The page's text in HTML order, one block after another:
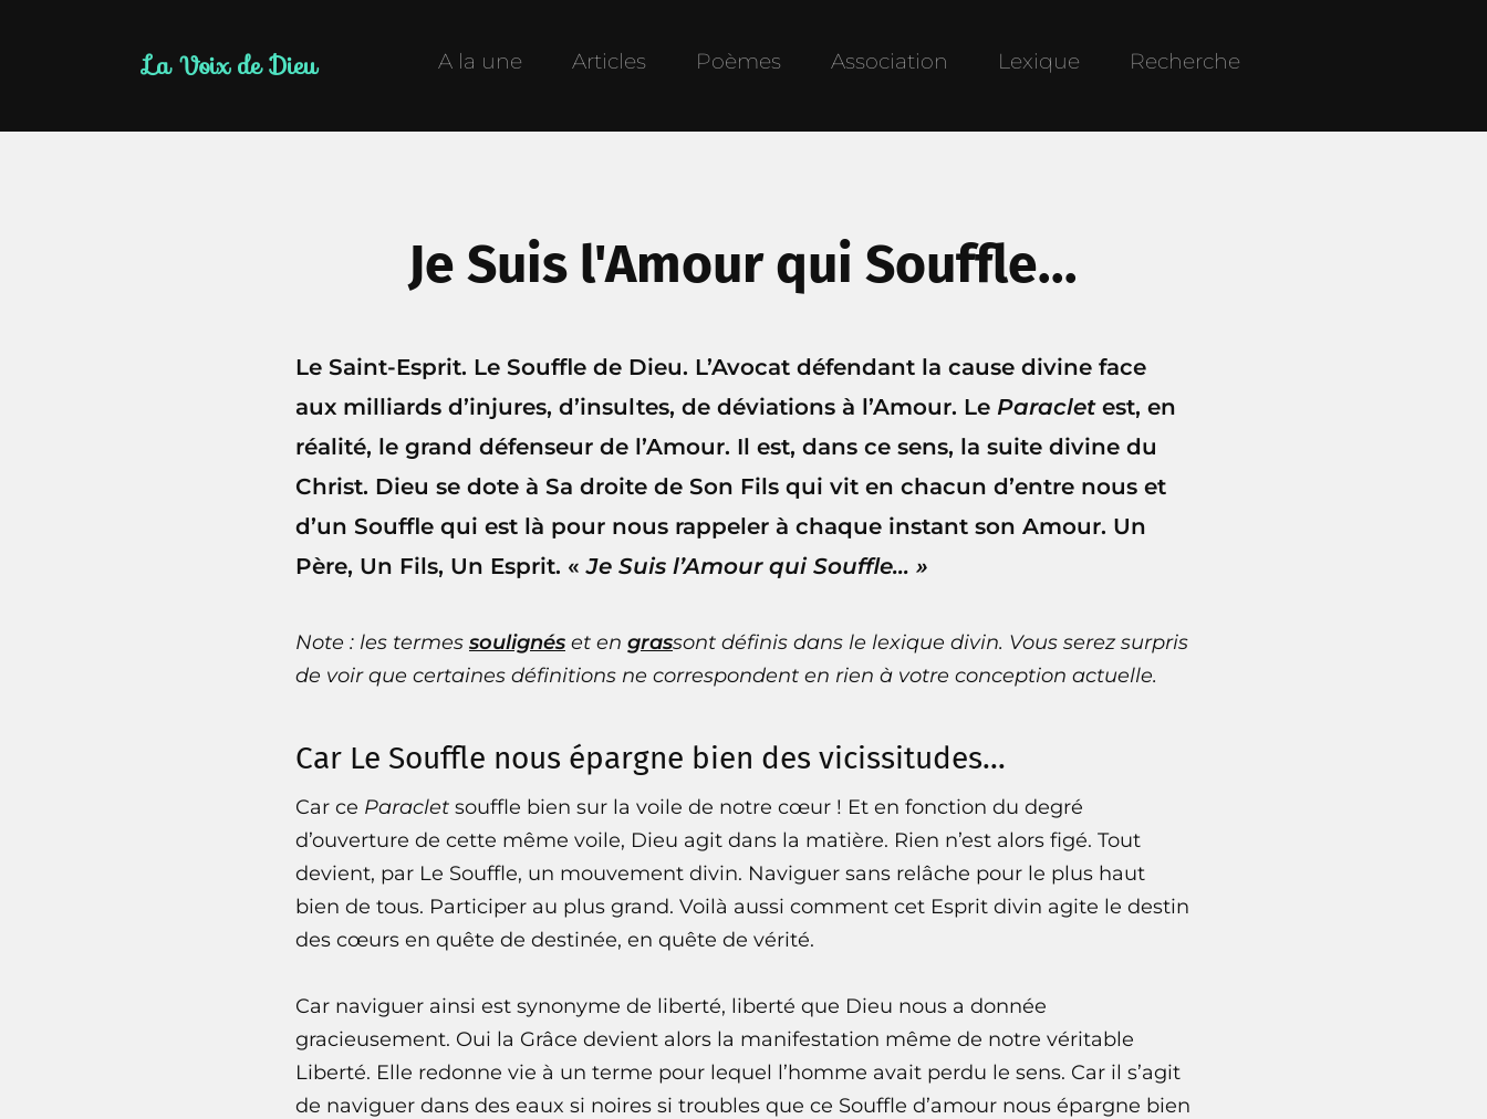
La Voix de Dieu A la une Articles Poèmes Association Lexique Recherche
Je Suis l'Amour qui Souffle...
Le Saint-Esprit. Le Souffle de Dieu. L’Avocat défendant la cause divine face
aux milliards d’injures, d’insultes, de déviations à l’Amour. Le Paracletest, en
réalité, le grand défenseur de l’Amour. Il est, dans ce sens, la suite divine du
Christ. Dieu se dote à Sa droite de Son Fils qui vit en chacun d’entre nous et
d’un Souffle qui est là pour nous rappeler à chaque instant son Amour. Un
Père, Un Fils, Un Esprit. «Je Suis l’Amour qui Souffle… »
Note : les termes soulignés et en grassont définis dans le lexique divin. Vous serez surpris
de voir que certaines définitions ne correspondent en rien à votre conception actuelle.
Car Le Souffle nous épargne bien des vicissitudes...
Car ce Paraclet souffle bien sur la voile de notre cœur ! Et en fonction du degré
d’ouverture de cette même voile, Dieu agit dans la matière. Rien n’est alors figé. Tout
devient, par Le Souffle, un mouvement divin. Naviguer sans relâche pour le plus haut
bien de tous. Participer au plus grand. Voilà aussi comment cet Esprit divin agite le destin
des cœurs en quête de destinée, en quête de vérité.
Car naviguer ainsi est synonyme de liberté, liberté que Dieu nous a donnée
gracieusement. Oui la Grâce devient alors la manifestation même de notre véritable
Liberté. Elle redonne vie à un terme pour lequel l’homme avait perdu le sens. Car il s’agit
de naviguer dans des eaux si noires si troubles que ce Souffle d’amour nous épargne bien